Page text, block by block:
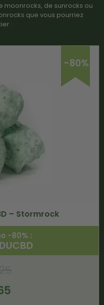
moonrocks, de sunrocks ou
que vous pourriez
:
-80%
– Stormrock
-80% :